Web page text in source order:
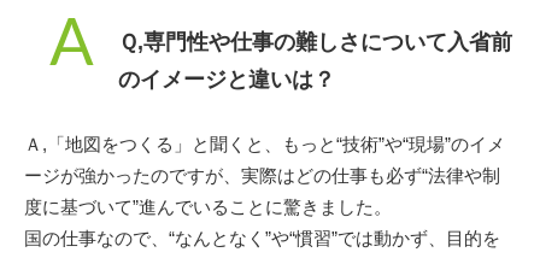
A
Ｑ,専門性や仕事の難しさについて入省前
のイメージと違いは？
Ａ,「地図をつくる」と聞くと、もっと“技術”や“現場”のイメ
ージが強かったのですが、実際はどの仕事も必ず“法律や制
度に基づいて”進んでいることに驚きました。
国の仕事なので、“なんとなく”や“慣習”では動かず、目的を